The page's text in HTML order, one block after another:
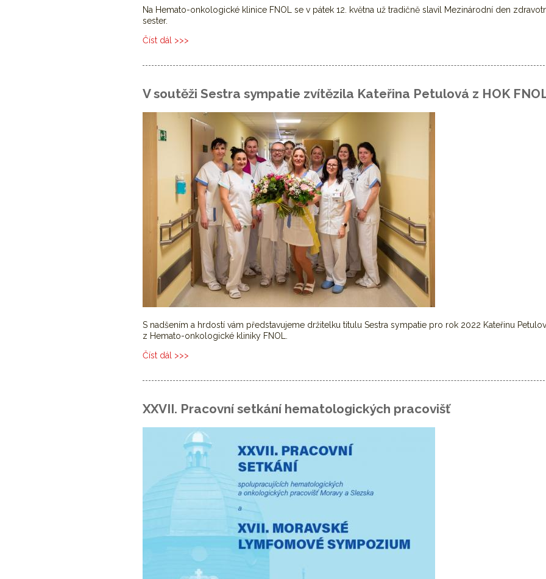
Na Hemato-onkologické klinice FNOL se v pátek 12. května už tradičně slavil Mezinárodní den
sester.
Číst dál Sestřičky na HOK slavily svátek
V soutěži Sestra sympatie zvítězila Kateřina Petulová z HOK
S nadšením a hrdostí vám představujeme držitelku titulu Sestra sympatie pro rok 2022 Kateřinu
z Hemato-onkologické kliniky FNOL.
Číst dál
V soutěži Sestra sympatie zvítězila Kateřina Petulová z HOK FNOL
XXVII. Pracovní setkání hematologických pracovišť